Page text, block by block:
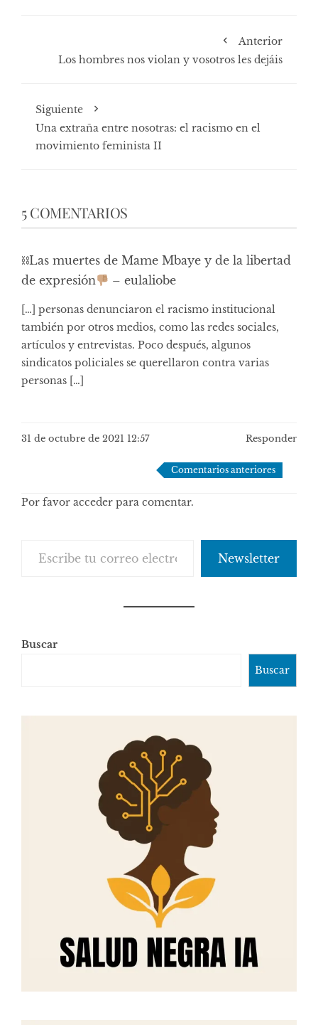
Anterior
Los hombres nos violan y vosotros les dejáis
Siguiente
Una extraña entre nosotras: el racismo en el
movimiento feminista II
5 COMENTARIOS
⛓Las muertes de Mame Mbaye y de la libertad
de expresión
– eulaliobe
[…] personas denunciaron el racismo institucional
también por otros medios, como las redes sociales,
artículos y entrevistas. Poco después, algunos
sindicatos policiales se querellaron contra varias
personas […]
31 de octubre de 2021 12:57 Responder
comentarios
Comentarios anteriores
Por favor acceder para comentar.
Newsletter
Buscar
Buscar